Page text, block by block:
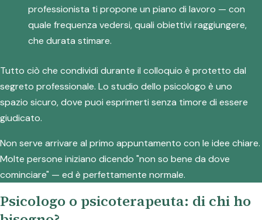
professionista ti propone un piano di lavoro — con
quale frequenza vedersi, quali obiettivi raggiungere,
che durata stimare.
Tutto ciò che condividi durante il colloquio è protetto dal
segreto professionale. Lo studio dello psicologo è uno
spazio sicuro, dove puoi esprimerti senza timore di essere
giudicato.
Non serve arrivare al primo appuntamento con le idee chiare.
Molte persone iniziano dicendo "non so bene da dove
cominciare" — ed è perfettamente normale.
Psicologo o psicoterapeuta: di chi ho